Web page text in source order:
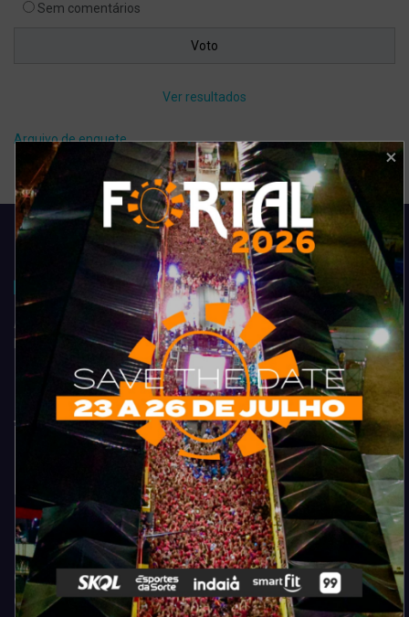
Sem comentários
Ver resultados
Arquivo de enquete
Acompanhe todas as novidades do entretenimento na região de
Fortaleza. Dicas, promoções, coberturas exclusivas e muito mais.
Categorias
Camarote Vip Junino
Cidade
Marketing E Negócios
Música